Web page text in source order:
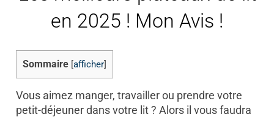
en 2025 ! Mon Avis !
Sommaire afficher]
Vous aimez manger, travailler ou prendre votre
petit-déjeuner dans votre lit ? Alors il vous faudra